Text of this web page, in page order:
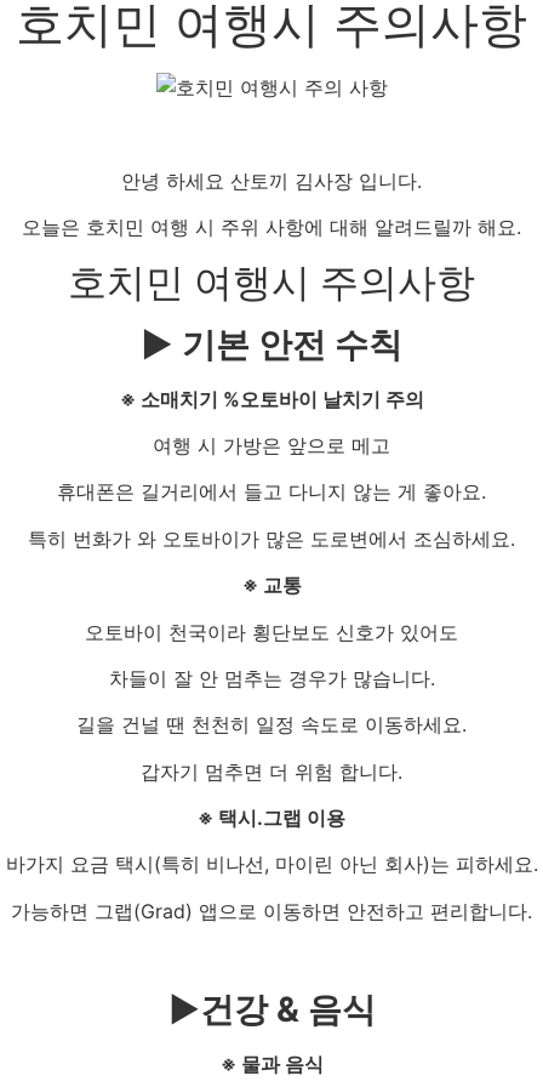
호치민 여행시 주의사항
안녕 하세요 산토끼 김사장 입니다.
오늘은 호치민 여행 시 주위 사항에 대해 알려드릴까 해요.
호치민 여행시 주의사항
▶ 기본 안전 수칙
※ 소매치기 %오토바이 날치기 주의
여행 시 가방은 앞으로 메고
휴대폰은 길거리에서 들고 다니지 않는 게 좋아요.
특히 번화가 와 오토바이가 많은 도로변에서 조심하세요.
※ 교통
오토바이 천국이라 횡단보도 신호가 있어도
차들이 잘 안 멈추는 경우가 많습니다.
길을 건널 땐 천천히 일정 속도로 이동하세요.
갑자기 멈추면 더 위험 합니다.
※ 택시.그랩 이용
바가지 요금 택시(특히 비나선, 마이린 아닌 회사)는 피하세요.
가능하면 그랩(Grad) 앱으로 이동하면 안전하고 편리합니다.
▶건강 & 음식
※ 물과 음식